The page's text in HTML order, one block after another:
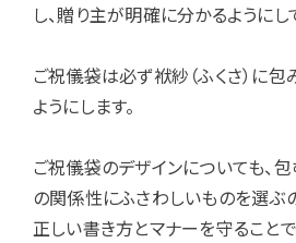
し、贈り主が明確に分かるようにし
ご祝儀袋は必ず袱紗（ふくさ）に
ようにします。
ご祝儀袋のデザインについても、
の関係性にふさわしいものを選ぶ
正しい書き方とマナーを守ること